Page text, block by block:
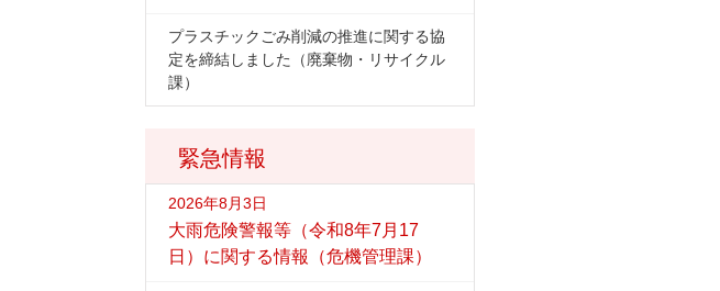
緊急情報
2026年8月3日
大雨危険警報等（令和8年7月17
日）に関する情報（危機管理課）
プラスチックごみ削減の推進に関する協
定を締結しました（廃棄物・リサイクル
課）